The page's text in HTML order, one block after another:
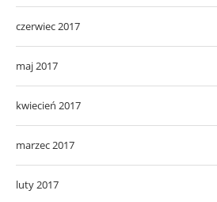
czerwiec 2017
maj 2017
kwiecień 2017
marzec 2017
luty 2017